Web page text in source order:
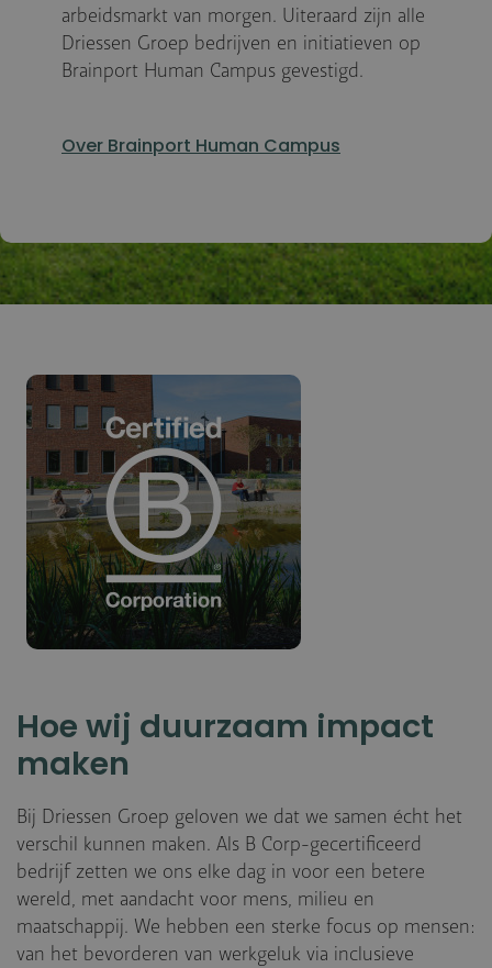
arbeidsmarkt van morgen. Uiteraard zijn alle
Driessen Groep bedrijven en initiatieven op
Brainport Human Campus gevestigd.
Over Brainport Human Campus
Hoe wij duurzaam impact
maken
Bij Driessen Groep geloven we dat we samen écht het
verschil kunnen maken. Als B Corp-gecertificeerd
bedrijf zetten we ons elke dag in voor een betere
wereld, met aandacht voor mens, milieu en
maatschappij. We hebben een sterke focus op mensen:
van het bevorderen van werkgeluk via inclusieve